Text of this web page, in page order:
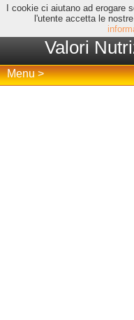
I cookie ci aiutano ad
l'utente accetta le
Valori
Menu >